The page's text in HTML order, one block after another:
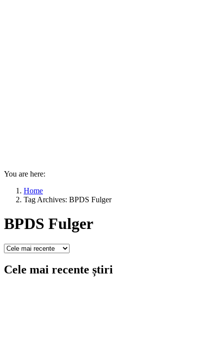
You are here:
Home
Tag Archives: BPDS Fulger
BPDS Fulger
Cele mai recente știri